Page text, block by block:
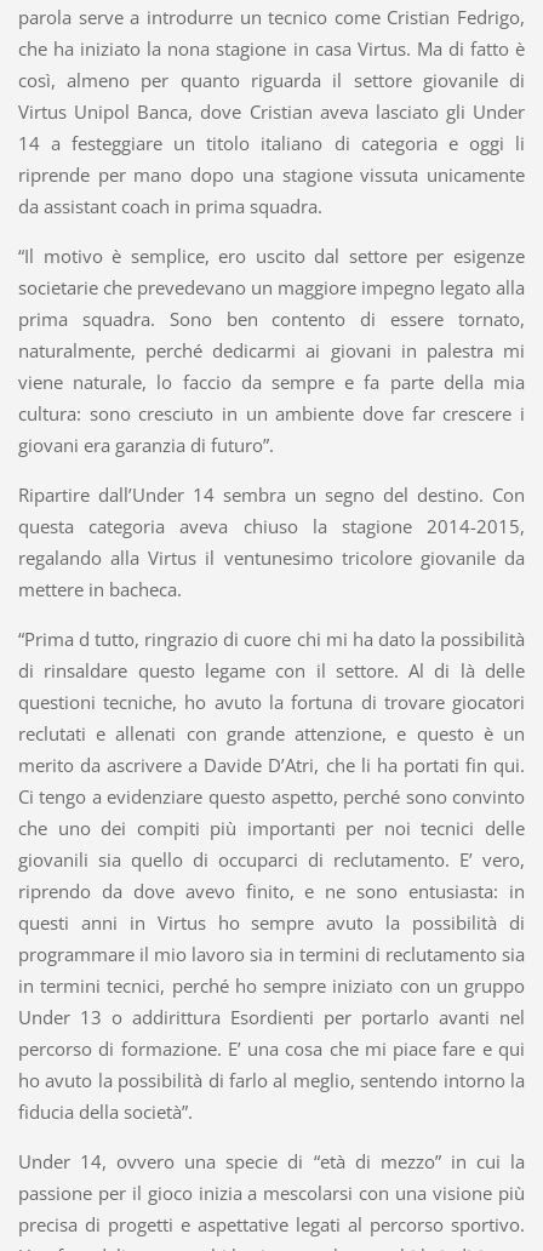
parola serve a introdurre un tecnico come Cristian Fedrigo,
che ha iniziato la nona stagione in casa Virtus. Ma di fatto è
così, almeno per quanto riguarda il settore giovanile di
Virtus Unipol Banca, dove Cristian aveva lasciato gli Under
14 a festeggiare un titolo italiano di categoria e oggi li
riprende per mano dopo una stagione vissuta unicamente
da assistant coach in prima squadra.
“Il motivo è semplice, ero uscito dal settore per esigenze
societarie che prevedevano un maggiore impegno legato alla
prima squadra. Sono ben contento di essere tornato,
naturalmente, perché dedicarmi ai giovani in palestra mi
viene naturale, lo faccio da sempre e fa parte della mia
cultura: sono cresciuto in un ambiente dove far crescere i
giovani era garanzia di futuro”.
Ripartire dall’Under 14 sembra un segno del destino. Con
questa categoria aveva chiuso la stagione 2014-2015,
regalando alla Virtus il ventunesimo tricolore giovanile da
mettere in bacheca.
“Prima d tutto, ringrazio di cuore chi mi ha dato la possibilità
di rinsaldare questo legame con il settore. Al di là delle
questioni tecniche, ho avuto la fortuna di trovare giocatori
reclutati e allenati con grande attenzione, e questo è un
merito da ascrivere a Davide D’Atri, che li ha portati fin qui.
Ci tengo a evidenziare questo aspetto, perché sono convinto
che uno dei compiti più importanti per noi tecnici delle
giovanili sia quello di occuparci di reclutamento. E’ vero,
riprendo da dove avevo finito, e ne sono entusiasta: in
questi anni in Virtus ho sempre avuto la possibilità di
programmare il mio lavoro sia in termini di reclutamento sia
in termini tecnici, perché ho sempre iniziato con un gruppo
Under 13 o addirittura Esordienti per portarlo avanti nel
percorso di formazione. E’ una cosa che mi piace fare e qui
ho avuto la possibilità di farlo al meglio, sentendo intorno la
fiducia della società”.
Under 14, ovvero una specie di “età di mezzo” in cui la
passione per il gioco inizia a mescolarsi con una visione più
precisa di progetti e aspettative legati al percorso sportivo.